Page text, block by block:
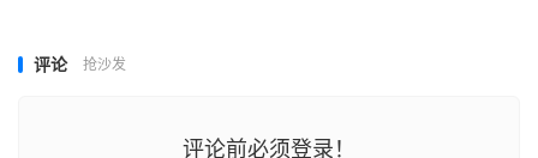
评论 抢沙发
评论前必须登录！